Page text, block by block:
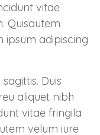
vitae
Quisautem
ipsum adipiscing
Duis
aliquet nibh
vitae fringila
velum iure